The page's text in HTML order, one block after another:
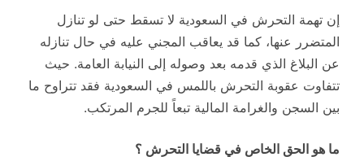
إن تهمة التحرش في السعودية لا تسقط حتى لو تنازل
المتضرر عنها، كما قد يعاقب المجني عليه في حال تنازله
عن البلاغ الذي قدمه بعد وصوله إلى النيابة العامة. حيث
تتفاوت عقوبة التحرش باللمس في السعودية فقد تتراوح ما
بين السجن والغرامة المالية تبعاً للجرم المرتكب.
ما هو الحق الخاص في قضايا التحرش ؟